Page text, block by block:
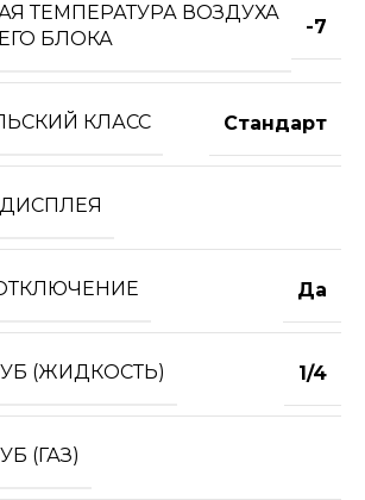
ТЕМПЕРАТУРА ВОЗДУХА
БЛОКА
-7
КЛАСС Стандарт
Да
(ЖИДКОСТЬ) 1/4
(ГАЗ)